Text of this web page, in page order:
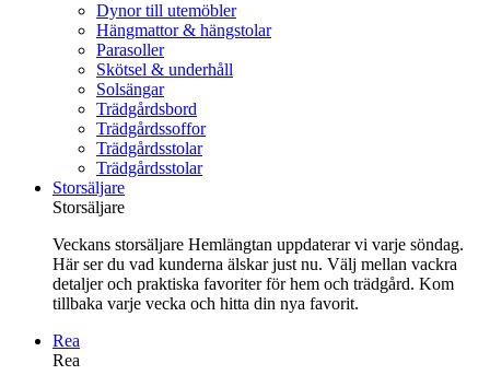
Dynor till utemöbler
Hängmattor & hängstolar
Parasoller
Skötsel & underhåll
Solsängar
Trädgårdsbord
Trädgårdssoffor
Trädgårdsstolar
Trädgårdsstolar
Storsäljare
Storsäljare
Veckans storsäljare Hemlängtan uppdaterar vi varje söndag.
Här ser du vad kunderna älskar just nu. Välj mellan vackra
detaljer och praktiska favoriter för hem och trädgård. Kom
tillbaka varje vecka och hitta din nya favorit.
Rea
Rea